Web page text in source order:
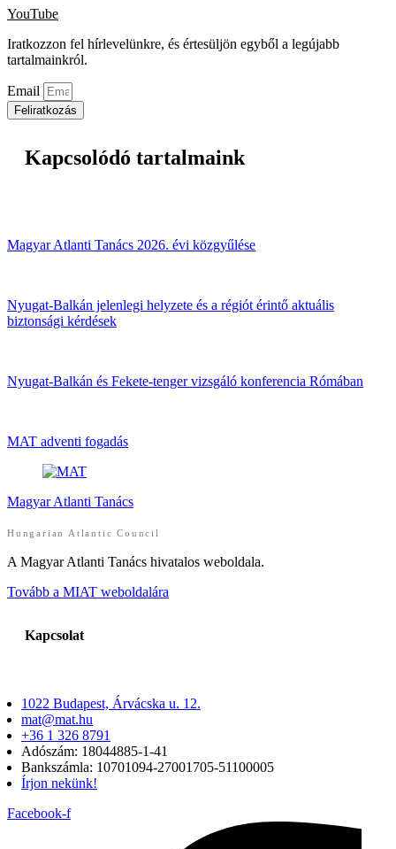
YouTube
Iratkozzon fel hírlevelünkre, és értesüljön egyből a legújabb
tartalmainkról.
Email
Feliratkozás
Kapcsolódó tartalmaink
Magyar Atlanti Tanács 2026. évi közgyűlése
Nyugat-Balkán jelenlegi helyzete és a régiót érintő aktuális
biztonsági kérdések
Nyugat-Balkán és Fekete-tenger vizsgáló konferencia Rómában
MAT adventi fogadás
Magyar Atlanti Tanács
Hungarian Atlantic Council
A Magyar Atlanti Tanács hivatalos weboldala.
Tovább a MIAT weboldalára
Kapcsolat
1022 Budapest, Árvácska u. 12.
mat@mat.hu
+36 1 326 8791
Adószám: 18044885-1-41
Bankszámla: 10701094-27001705-51100005
Írjon nekünk!
Facebook-f